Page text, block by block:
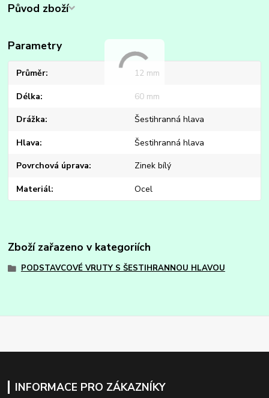
Původ zboží
Parametry
Průměr 12 mm
Délka 60 mm
Drážka Šestihranná hlava
Hlava Šestihranná hlava
Povrchová úprava Zinek bílý
Materiál Ocel
Zboží zařazeno v kategoriích
PODSTAVCOVÉ VRUTY S ŠESTIHRANNOU HLAVOU
INFORMACE PRO ZÁKAZNÍKY